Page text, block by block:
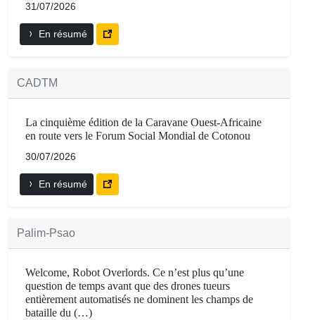
31/07/2026
En résumé
CADTM
La cinquième édition de la Caravane Ouest-Africaine
en route vers le Forum Social Mondial de Cotonou
30/07/2026
En résumé
Palim-Psao
Welcome, Robot Overlords. Ce n’est plus qu’une
question de temps avant que des drones tueurs
entièrement automatisés ne dominent les champs de
bataille du (…)